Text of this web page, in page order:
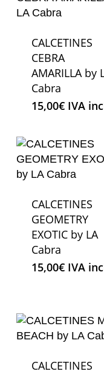
CALCETINES
CEBRA
AMARILLA by
Cabra
15,00€ IVA
CALCETINES
GEOMETRY
EXOTIC by LA
Cabra
15,00€ IVA
CALCETINES